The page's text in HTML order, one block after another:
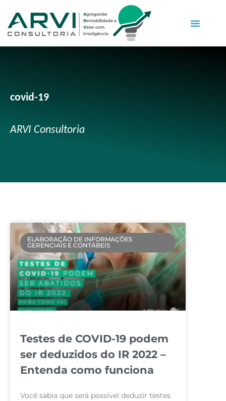
covid-19
ARVI Consultoria
ELABORAÇÃO DE INFORMAÇÕES
GERENCIAIS E CONTÁBEIS
Testes de COVID-19 podem
ser deduzidos do IR 2022 –
Entenda como funciona
Você sabia que será possível deduzir testes